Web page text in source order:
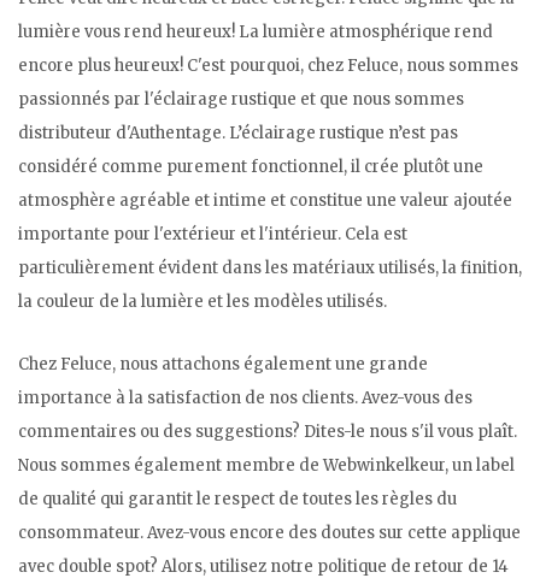
lumière vous rend heureux! La lumière atmosphérique rend
encore plus heureux! C'est pourquoi, chez Feluce, nous sommes
passionnés par l'éclairage rustique et que nous sommes
distributeur d'Authentage. L’éclairage rustique n’est pas
considéré comme purement fonctionnel, il crée plutôt une
atmosphère agréable et intime et constitue une valeur ajoutée
importante pour l'extérieur et l'intérieur. Cela est
particulièrement évident dans les matériaux utilisés, la finition,
la couleur de la lumière et les modèles utilisés.
Chez Feluce, nous attachons également une grande
importance à la satisfaction de nos clients. Avez-vous des
commentaires ou des suggestions? Dites-le nous s'il vous plaît.
Nous sommes également membre de Webwinkelkeur, un label
de qualité qui garantit le respect de toutes les règles du
consommateur. Avez-vous encore des doutes sur cette applique
avec double spot? Alors, utilisez notre politique de retour de 14